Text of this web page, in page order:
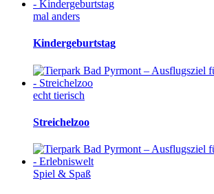
mal anders
Kindergeburtstag
echt tierisch
Streichelzoo
Spiel & Spaß